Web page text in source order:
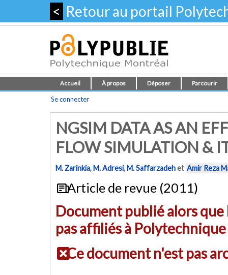
< Retour au portail
Accueil À propos Déposer Parcourir
Se connecter
NGSIM DATA AS AN
FLOW SIMULATION &
M. Zarinkia,M. Adresi,M. Saffarzadehet Amir Reza
Article de revue (2011)
Document publié alors
pas affiliés à
Ce document n'est pas